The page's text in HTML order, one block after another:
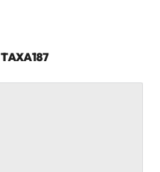
TAXA187